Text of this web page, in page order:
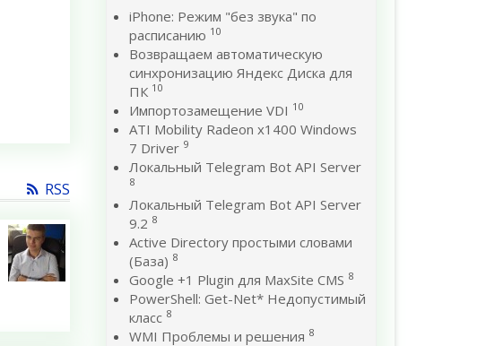
RSS
iPhone: Режим "без звука" по
расписанию 10
Возвращаем автоматическую
синхронизацию Яндекс Диска для
ПК 10
Импортозамещение VDI 10
ATI Mobility Radeon x1400 Windows
7 Driver 9
Локальный Telegram Bot API Server
8
Локальный Telegram Bot API Server
9.2 8
Active Directory простыми словами
(База) 8
Google +1 Plugin для MaxSite CMS 8
PowerShell: Get-Net* Недопустимый
класс 8
WMI Проблемы и решения 8